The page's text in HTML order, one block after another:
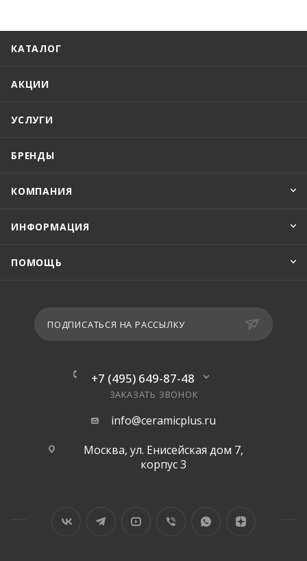
КАТАЛОГ
АКЦИИ
УСЛУГИ
БРЕНДЫ
КОМПАНИЯ
ИНФОРМАЦИЯ
ПОМОЩЬ
ПОДПИСАТЬСЯ НА РАССЫЛКУ
+7 (495) 649-87-48
ЗАКАЗАТЬ ЗВОНОК
info@ceramicplus.ru
Москва, ул. Енисейская дом 7,
корпус 3